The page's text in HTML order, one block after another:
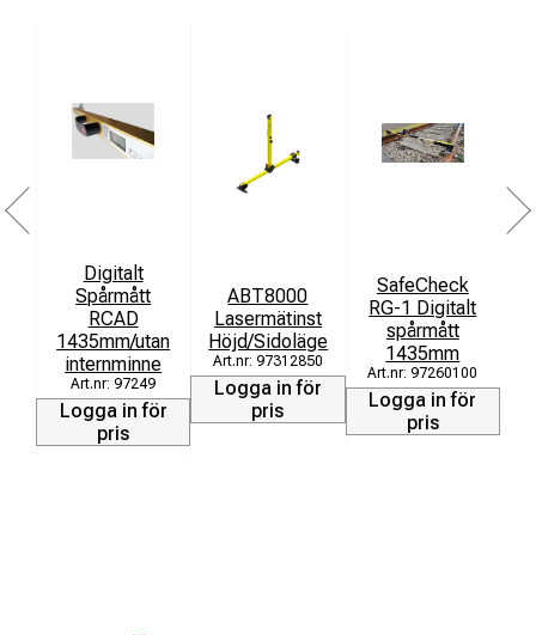
Digitalt
Spårmått
RCAD
1435mm/utan
internminne
97249
Logga in för
pris
ABT8000
Lasermätinst
Höjd/Sidoläge
97312850
Logga in för
pris
SafeCheck
RG-1 Digitalt
spårmått
1435mm
97260100
Logga in för
pris